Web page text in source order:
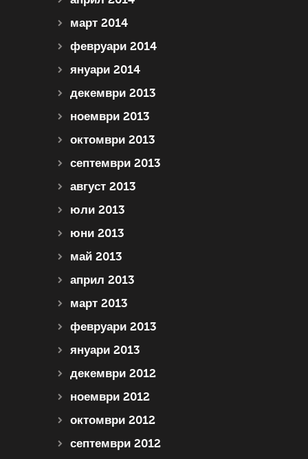
март 2014
февруари 2014
януари 2014
декември 2013
ноември 2013
октомври 2013
септември 2013
август 2013
юли 2013
юни 2013
май 2013
април 2013
март 2013
февруари 2013
януари 2013
декември 2012
ноември 2012
октомври 2012
септември 2012